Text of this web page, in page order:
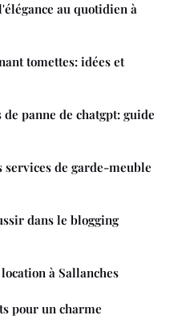
au quotidien à
tomettes: idées et
panne de chatgpt: guide
de garde-meuble
dans le blogging
à Sallanches
pour un charme